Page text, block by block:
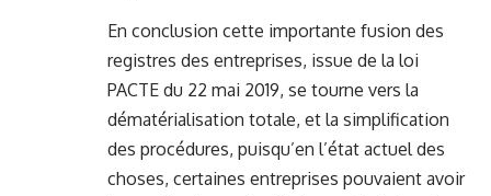
En conclusion cette importante fusion des
registres des entreprises, issue de la loi
PACTE du 22 mai 2019, se tourne vers la
dématérialisation totale, et la simplification
des procédures, puisqu’en l’état actuel des
choses, certaines entreprises pouvaient avoir